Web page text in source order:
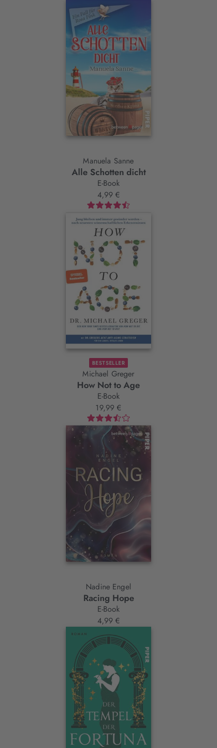
Manuela Sanne
Alle Schotten dicht
E-Book
4,99 €
BESTSELLER
Michael Greger
How Not to Age
E-Book
19,99 €
Nadine Engel
Racing Hope
E-Book
4,99 €